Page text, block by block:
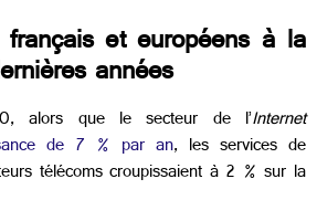
et européens à la
années
alors que le secteur de l’Internet
de 7 % par an, les services de
télécoms croupissaient à 2 % sur la